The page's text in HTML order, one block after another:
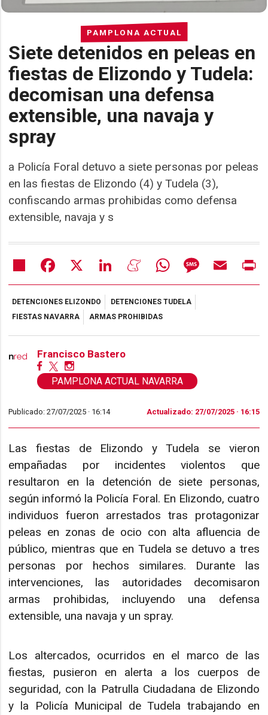
PAMPLONA ACTUAL
Siete detenidos en peleas en
fiestas de Elizondo y Tudela:
decomisan una defensa
extensible, una navaja y
spray
a Policía Foral detuvo a siete personas por peleas
en las fiestas de Elizondo (4) y Tudela (3),
confiscando armas prohibidas como defensa
extensible, navaja y s
Share Facebook LinkedIn MeneameWhatsAppMessageEmail
DETENCIONES ELIZONDO
DETENCIONES TUDELA
FIESTAS NAVARRA
ARMAS PROHIBIDAS
Francisco Bastero
PAMPLONA ACTUAL NAVARRA
Publicado: 27/07/2025 · 16:14 Actualizado: 27/07/2025 · 16:15
Las fiestas de Elizondo y Tudela se vieron
empañadas por incidentes violentos que
resultaron en la detención de siete personas,
según informó la Policía Foral. En Elizondo, cuatro
individuos fueron arrestados tras protagonizar
peleas en zonas de ocio con alta afluencia de
público, mientras que en Tudela se detuvo a tres
personas por hechos similares. Durante las
intervenciones, las autoridades decomisaron
armas prohibidas, incluyendo una defensa
extensible, una navaja y un spray.
Los altercados, ocurridos en el marco de las
fiestas, pusieron en alerta a los cuerpos de
seguridad, con la Patrulla Ciudadana de Elizondo
y la Policía Municipal de Tudela trabajando en